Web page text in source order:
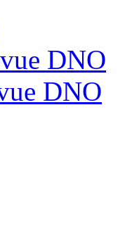
DNO
DNO